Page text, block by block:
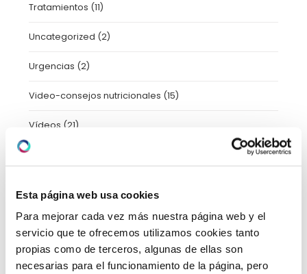
Esta página web usa cookies
Para mejorar cada vez más nuestra página web y el
servicio que te ofrecemos utilizamos cookies tanto
propias como de terceros, algunas de ellas son
necesarias para el funcionamiento de la página, pero
Tratamientos (11)
Uncategorized (2)
Urgencias (2)
Video-consejos nutricionales (15)
Vídeos (21)
febrero 2026 (5)
enero 2026(5)